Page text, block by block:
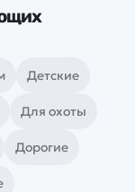
Детские
Для охоты
Дорогие